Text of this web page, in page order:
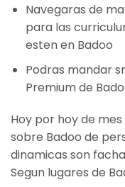
Navegaras de
para las
esten en Badoo
Podras mandar
Premium de
Hoy por hoy de
sobre Badoo de
dinamicas son
Segun lugares de